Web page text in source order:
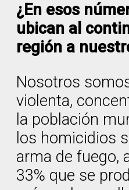
¿En esos
ubican al
región a
Nosotros
violenta,
la población
los homicidios
arma de fuego,
33% que se